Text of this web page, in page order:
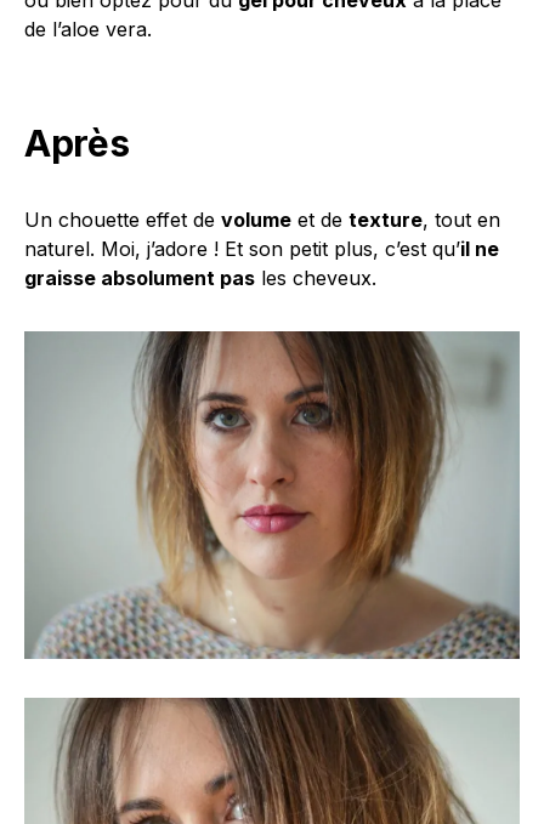
de l’aloe vera.
Après
Un chouette effet de volume et de texture, tout en
naturel. Moi, j’adore ! Et son petit plus, c’est qu’il ne
graisse absolument pas les cheveux.